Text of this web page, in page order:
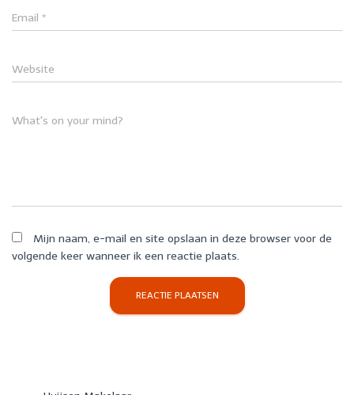
Email *
Website
What's on your mind?
Mijn naam, e-mail en site opslaan in deze browser voor de
volgende keer wanneer ik een reactie plaats.